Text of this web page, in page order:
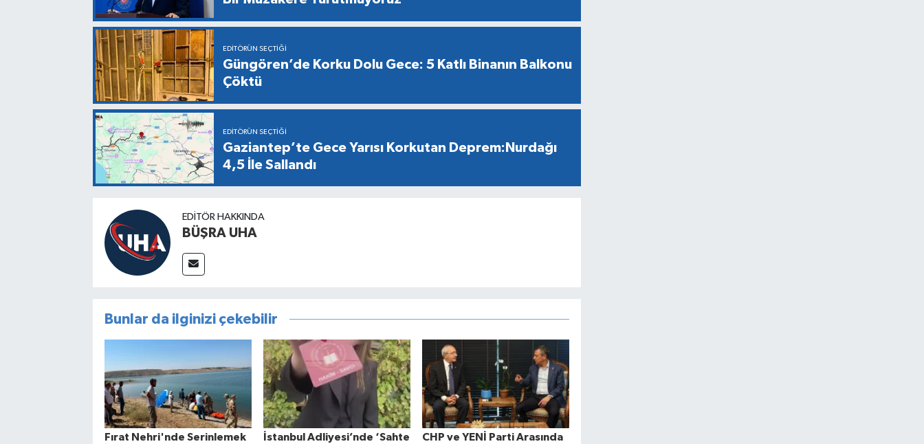
EDITÖRÜN SEÇTIĞI
Güngören’de Korku Dolu Gece: 5 Katlı Binanın Balkonu
Çöktü
EDITÖRÜN SEÇTIĞI
Gaziantep’te Gece Yarısı Korkutan Deprem:Nurdağı
4,5 İle Sallandı
EDITÖR HAKKINDA
BÜŞRA UHA
Bunlar da ilginizi çekebilir
Fırat Nehri'nde Serinlemek
İstanbul Adliyesi’nde ‘Sahte
CHP ve YENİ Parti Arasında